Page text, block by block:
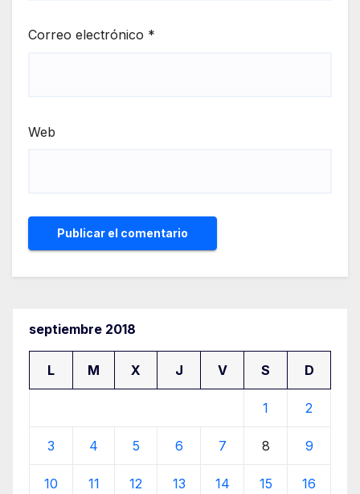
Correo electrónico *
Web
septiembre 2018
L M X J V S D
1 2
3 4 5 6 7 8 9
10 11 12 13 14 15 16